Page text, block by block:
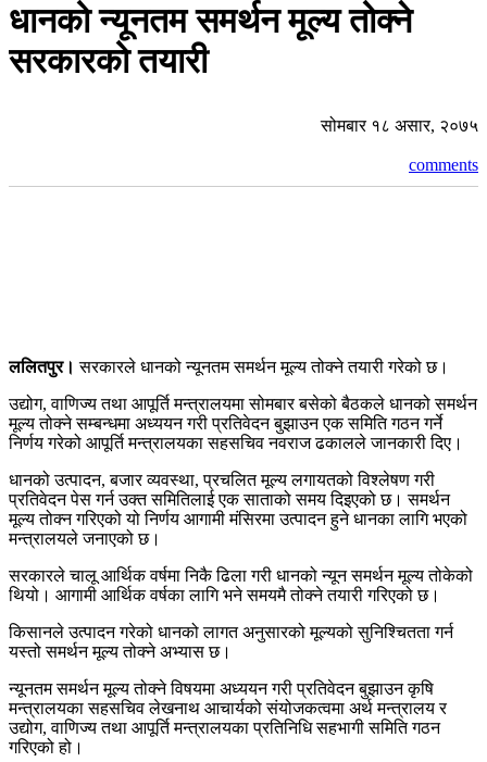
धानको न्यूनतम समर्थन मूल्य तोक्ने
सरकारको तयारी
सोमबार १८ असार, २०७५
comments
ललितपुर। सरकारले धानको न्यूनतम समर्थन मूल्य तोक्ने तयारी गरेको छ।
उद्योग, वाणिज्य तथा आपूर्ति मन्त्रालयमा सोमबार बसेको बैठकले धानको समर्थन
मूल्य तोक्ने सम्बन्धमा अध्ययन गरी प्रतिवेदन बुझाउन एक समिति गठन गर्ने
निर्णय गरेको आपूर्ति मन्त्रालयका सहसचिव नवराज ढकालले जानकारी दिए।
धानको उत्पादन, बजार व्यवस्था, प्रचलित मूल्य लगायतको विश्लेषण गरी
प्रतिवेदन पेस गर्न उक्त समितिलाई एक साताको समय दिइएको छ। समर्थन
मूल्य तोक्न गरिएको यो निर्णय आगामी मंसिरमा उत्पादन हुने धानका लागि भएको
मन्त्रालयले जनाएको छ।
सरकारले चालू आर्थिक वर्षमा निकै ढिला गरी धानको न्यून समर्थन मूल्य तोकेको
थियो। आगामी आर्थिक वर्षका लागि भने समयमै तोक्ने तयारी गरिएको छ।
किसानले उत्पादन गरेको धानको लागत अनुसारको मूल्यको सुनिश्चितता गर्न
यस्तो समर्थन मूल्य तोक्ने अभ्यास छ।
न्यूनतम समर्थन मूल्य तोक्ने विषयमा अध्ययन गरी प्रतिवेदन बुझाउन कृषि
मन्त्रालयका सहसचिव लेखनाथ आचार्यको संयोजकत्वमा अर्थ मन्त्रालय र
उद्योग, वाणिज्य तथा आपूर्ति मन्त्रालयका प्रतिनिधि सहभागी समिति गठन
गरिएको हो।